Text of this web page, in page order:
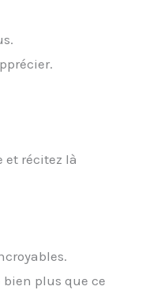
et récitez là
bien plus que ce